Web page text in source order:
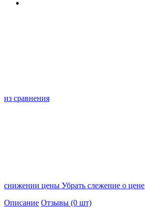
из сравнения
снижении цены Убрать слежение о цене
Описание Отзывы (0 шт)